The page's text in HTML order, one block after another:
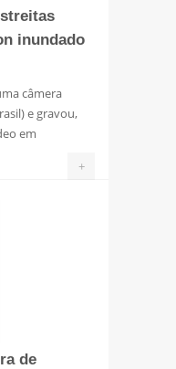
inundado
câmera
e gravou,
em
+
de